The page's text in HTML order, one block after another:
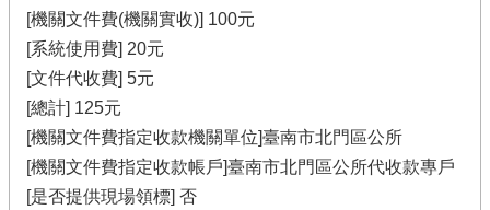
[機關文件費(機關實收)] 100元
[系統使用費] 20元
[文件代收費] 5元
[總計] 125元
[機關文件費指定收款機關單位]臺南市北門區公所
[機關文件費指定收款帳戶]臺南市北門區公所代收款專戶
[是否提供現場領標] 否